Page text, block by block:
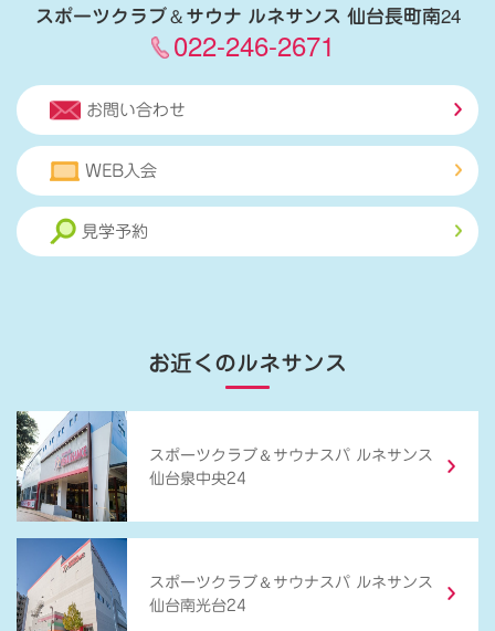
スポーツクラブ＆サウナ ルネサンス 仙台長町南24
022-246-2671
お問い合わせ
WEB入会
見学予約
お近くのルネサンス
スポーツクラブ ＆ サウナスパ ルネサンス
仙台泉中央24
スポーツクラブ ＆ サウナスパ ルネサンス
仙台南光台24